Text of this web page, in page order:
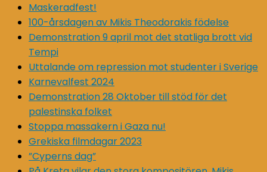
Maskeradfest!
100-årsdagen av Mikis Theodorakis födelse
Demonstration 9 april mot det statliga brott vid
Tempi
Uttalande om repression mot studenter i Sverige
Karnevalfest 2024
Demonstration 28 Oktober till stöd för det
palestinska folket
Stoppa massakern i Gaza nu!
Grekiska filmdagar 2023
”Cyperns dag”